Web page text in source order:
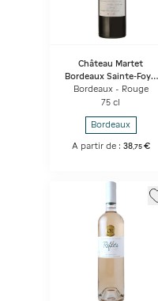
Château Martet
Bordeaux Sainte-Foy -
Réserve de Famille
Bordeaux - Rouge
75 cl
Bordeaux
A partir de : 38,75 €